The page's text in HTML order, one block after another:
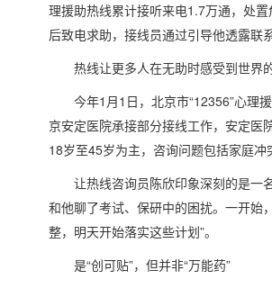
理援助热线累计接听来电1.7万通，处
后致电求助，接线员通过引导他透露联
热线让更多人在无助时感受到世界
今年1月1日，北京市“12356”心理
京安定医院承接部分接线工作，安定医
18岁至45岁为主，咨询问题包括家庭冲
让热线咨询员陈欣印象深刻的是一
和他聊了考试、保研中的困扰。一开始
整，明天开始落实这些计划”。
是“创可贴”，但并非“万能药”